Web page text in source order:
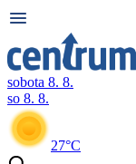
sobota 8. 8.
so 8. 8.
27°C